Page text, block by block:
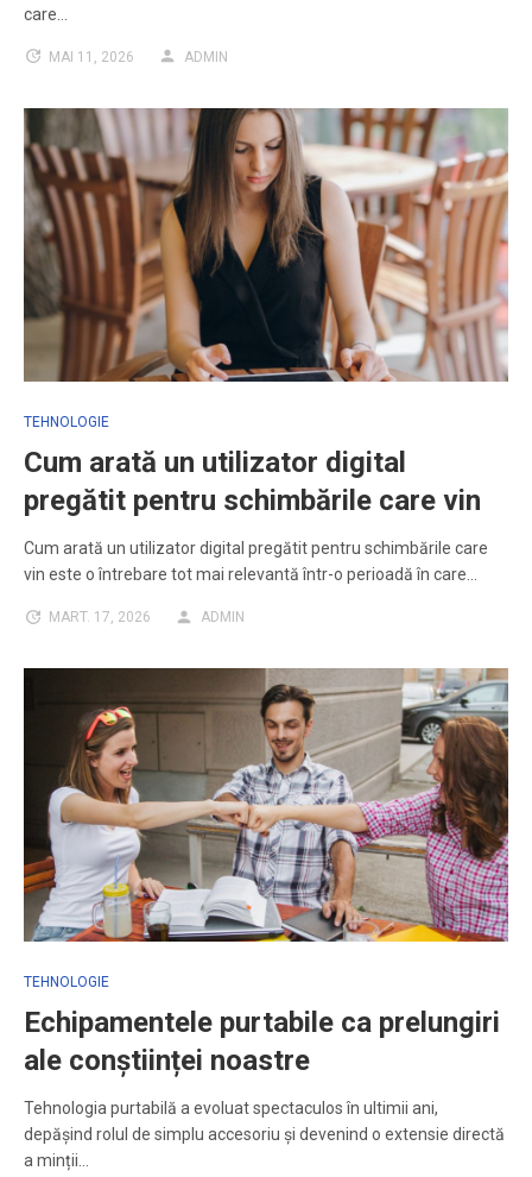
care…
MAI 11, 2026 ADMIN
TEHNOLOGIE
Cum arată un utilizator digital
pregătit pentru schimbările care vin
Cum arată un utilizator digital pregătit pentru schimbările care
vin este o întrebare tot mai relevantă într-o perioadă în care…
MART. 17, 2026 ADMIN
TEHNOLOGIE
Echipamentele purtabile ca prelungiri
ale conștiinței noastre
Tehnologia purtabilă a evoluat spectaculos în ultimii ani,
depășind rolul de simplu accesoriu și devenind o extensie directă
a minții…